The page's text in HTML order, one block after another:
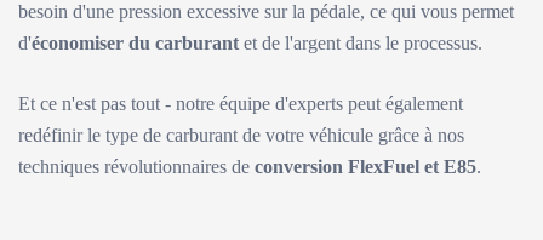
besoin d'une pression excessive sur la pédale, ce qui vous permet
d'économiser du carburant et de l'argent dans le processus.
Et ce n'est pas tout - notre équipe d'experts peut également
redéfinir le type de carburant de votre véhicule grâce à nos
techniques révolutionnaires de conversion FlexFuel et E85.